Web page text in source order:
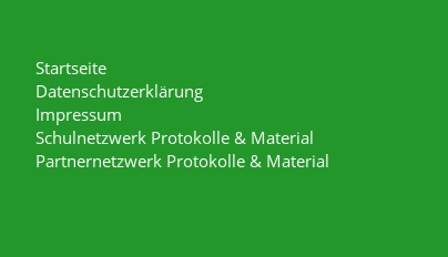
Startseite
Datenschutzerklärung
Impressum
Schulnetzwerk Protokolle & Material
Partnernetzwerk Protokolle & Material